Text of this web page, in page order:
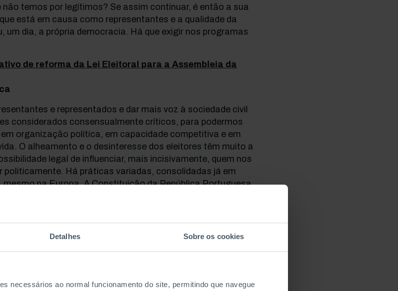
Detalhes Sobre os cookies
necessários ao normal funcionamento do site, permitindo que navegue
não temos por legítimos? Se assim continuar, é então a sua
está em causa como representantes e a qualidade da
um dia, a própria democracia. Há que exigir nos programas
de reforma da Lei Eleitoral para a Assembleia da
e representados e dar mais voz à sociedade civil
considerados consensualmente críticos, para podermos
organização política, em capacidade competitiva e em
O alheamento e o desinteresse dos eleitores têm muito a
legal de influenciar, mais incisivamente, quem nos
politicamente. Há práticas variadas, consolidadas já em
mesmo na Europa. A Constituição da República Portuguesa
- UK's Innovation Foundation
nos sirva. Importa ainda saber ajustar e replicar boas
aos desafios políticos que enfrentamos. Novas formas de